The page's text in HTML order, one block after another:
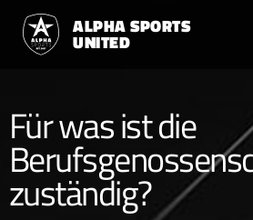
ALPHA SPORTS
UNITED
Für was ist die
zuständig?